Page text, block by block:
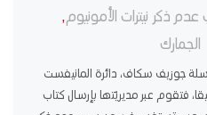
عدم ذكر نيترات الأمونيوم,
الجمارك
جوزيف سكاف، دائرة المانيفست
فتقوم عبر مديريّتها بإرسال كتاب